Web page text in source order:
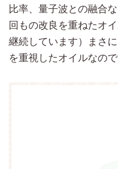
比率、量子波との融合
回もの改良を重ねたオ
継続しています）まさ
を重視したオイルなので